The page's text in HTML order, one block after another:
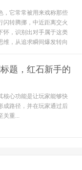
，它常常被用来戏称那些
闪转腾挪，中近距离交火
怀，识别出对手属于这类
维，从追求瞬间爆发转向
题，红石新手的
核心功能是让玩家能够快
成路径，并在玩家通过后
关重...